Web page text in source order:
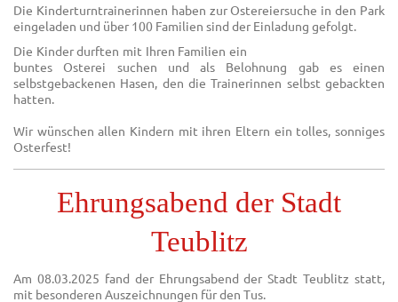
Die Kinderturntrainerinnen haben zur Ostereiersuche in den Park
eingeladen und über 100 Familien sind der Einladung gefolgt.
Die Kinder durften mit Ihren Familien ein
buntes Osterei suchen und als Belohnung gab es einen
selbstgebackenen Hasen, den die Trainerinnen selbst gebackten
hatten.
Wir wünschen allen Kindern mit ihren Eltern ein tolles, sonniges
Osterfest!
Ehrungsabend der Stadt
Teublitz
Am 08.03.2025 fand der Ehrungsabend der Stadt Teublitz statt,
mit besonderen Auszeichnungen für den Tus.